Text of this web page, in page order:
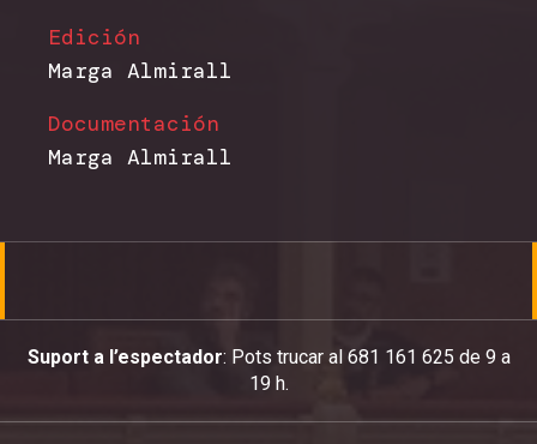
Edición
Marga Almirall
Documentación
Marga Almirall
Suport a l’espectador: Pots trucar al 681 161 625 de 9 a
19 h.